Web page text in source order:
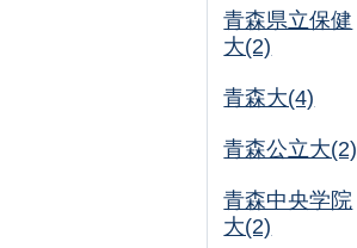
青森県立保健
大(2)
青森大(4)
青森公立大(2)
青森中央学院
大(2)